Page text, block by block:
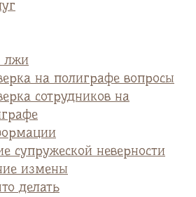
лжи
на полиграфе вопросы
сотрудников на
супружеской неверности
измены
делать